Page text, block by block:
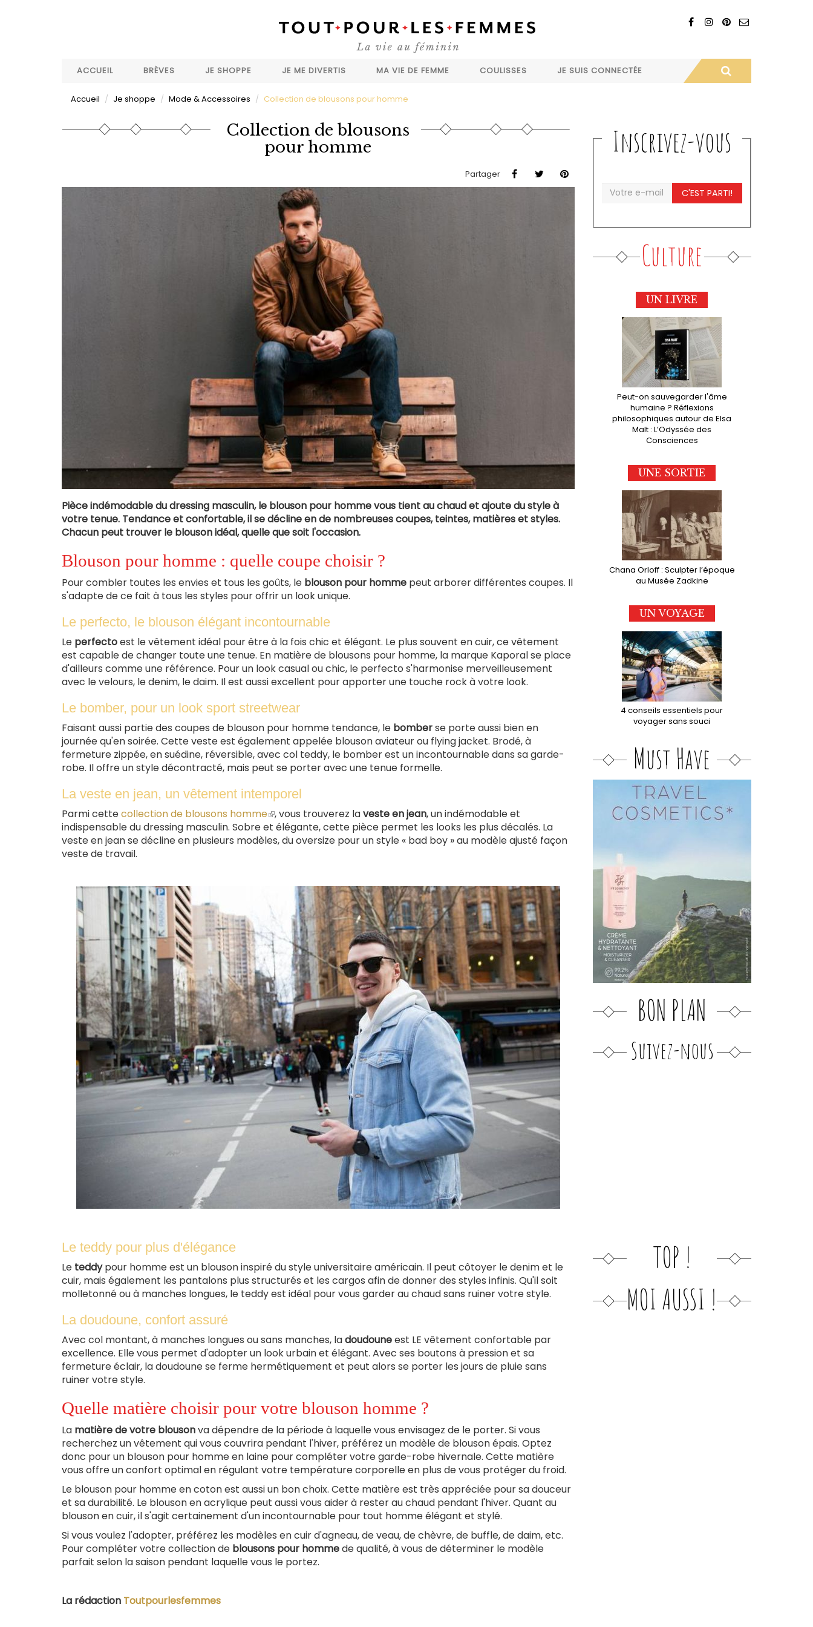
ACCUEIL
BRÈVES JE SHOPPE JE ME DIVERTIS MA VIE DE FEMME COULISSES JE SUIS CONNECTÉE
Accueil Je shoppe Mode & Accessoires Collection de blousons pour homme
Collection de blousons
pour homme
Partager
Pièce indémodable du dressing masculin, le blouson pour homme vous tient au chaud et ajoute du style à
votre tenue. Tendance et confortable, il se décline en de nombreuses coupes, teintes, matières et styles.
Chacun peut trouver le blouson idéal, quelle que soit l'occasion.
Blouson pour homme : quelle coupe choisir ?
Pour combler toutes les envies et tous les goûts, le blouson pour homme peut arborer différentes coupes. Il
s'adapte de ce fait à tous les styles pour offrir un look unique.
Le perfecto, le blouson élégant incontournable
Le perfectoest le vêtement idéal pour être à la fois chic et élégant. Le plus souvent en cuir, ce vêtement
est capable de changer toute une tenue. En matière de blousons pour homme, la marque Kaporal se place
d'ailleurs comme une référence. Pour un look casual ou chic, le perfecto s'harmonise merveilleusement
avec le velours, le denim, le daim. Il est aussi excellent pour apporter une touche rock à votre look.
Le bomber, pour un look sport streetwear
Faisant aussi partie des coupes de blouson pour homme tendance, le bomberse porte aussi bien en
journée qu'en soirée. Cette veste est également appelée blouson aviateur ou flying jacket. Brodé, à
fermeture zippée, en suédine, réversible, avec col teddy, le bomber est un incontournable dans sa garde-
robe. Il offre un style décontracté, mais peut se porter avec une tenue formelle.
La veste en jean, un vêtement intemporel
Parmi cettecollection de blousons homme(le
lien
est
, vous trouverez laveste en jean, un indémodable et
indispensable du dressing masculin. Sobre et élégante, cette pièce permet les looks les plus décalés. La
veste en jean se décline en plusieurs modèles, du oversize pour un style « bad boy » au modèle ajusté façon
veste de travail.
Le teddy pour plus d'élégance
Le teddypour homme est un blouson inspiré du style universitaire américain. Il peut côtoyer le denim et le
cuir, mais également les pantalons plus structurés et les cargos afin de donner des styles infinis. Qu'il soit
molletonné ou à manches longues, le teddy est idéal pour vous garder au chaud sans ruiner votre style.
La doudoune, confort assuré
Avec col montant, à manches longues ou sans manches, ladoudouneest LE vêtement confortable par
excellence. Elle vous permet d'adopter un look urbain et élégant. Avec ses boutons à pression et sa
fermeture éclair, la doudoune se ferme hermétiquement et peut alors se porter les jours de pluie sans
ruiner votre style.
Quelle matière choisir pour votre blouson homme ?
La matière de votre blousonva dépendre de la période à laquelle vous envisagez de le porter. Si vous
recherchez un vêtement qui vous couvrira pendant l'hiver, préférez un modèle de blouson épais. Optez
donc pour un blouson pour homme en laine pour compléter votre garde-robe hivernale. Cette matière
vous offre un confort optimal en régulant votre température corporelle en plus de vous protéger du froid.
Le blouson pour homme en coton est aussi un bon choix. Cette matière est très appréciée pour sa douceur
et sa durabilité. Le blouson en acrylique peut aussi vous aider à rester au chaud pendant l'hiver. Quant au
blouson en cuir, il s'agit certainement d'un incontournable pour tout homme élégant et stylé.
Si vous voulez l'adopter, préférez les modèles en cuir d'agneau, de veau, de chèvre, de buffle, de daim, etc.
Pour compléter votre collection de blousons pour hommede qualité, à vous de déterminer le modèle
parfait selon la saison pendant laquelle vous le portez.
La rédaction Toutpourlesfemmes
Inscrivez-vous
C'EST PARTI!
Culture
UN LIVRE
Peut-on sauvegarder l'âme
humaine ? Réflexions
philosophiques autour de Elsa
Malt : L’Odyssée des
Consciences
UNE SORTIE
Chana Orloff : Sculpter l’époque
au Musée Zadkine
UN VOYAGE
4 conseils essentiels pour
voyager sans souci
Must Have
BON PLAN
Suivez-nous
TOP !
MOI AUSSI !